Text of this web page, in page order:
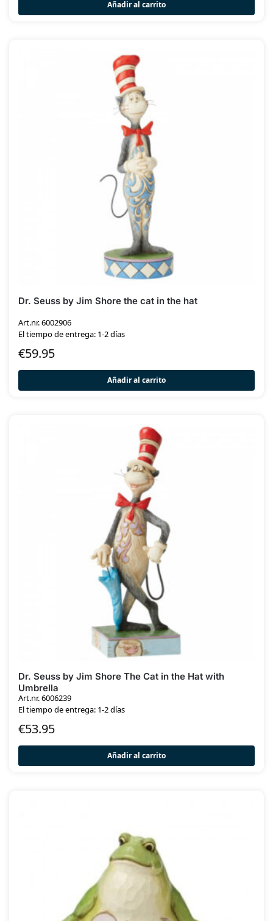
Añadir al carrito
Dr. Seuss by Jim Shore the cat in the hat
Art.nr. 6002906
El tiempo de entrega: 1-2 días
€59.95
Añadir al carrito
Dr. Seuss by Jim Shore The Cat in the Hat with
Umbrella
Art.nr. 6006239
El tiempo de entrega: 1-2 días
€53.95
Añadir al carrito